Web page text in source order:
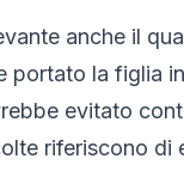
anche il
portato la figlia
evitato
riferiscono di